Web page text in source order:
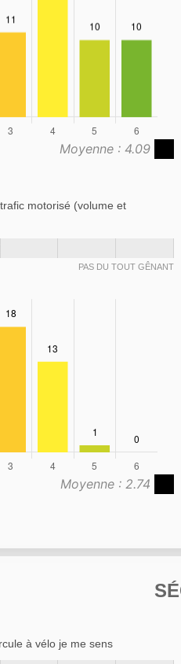
Moyenne : 4.09
motorisé (volume et
PAS DU TOUT GÊNANT
Moyenne : 2.74
à vélo je me sens